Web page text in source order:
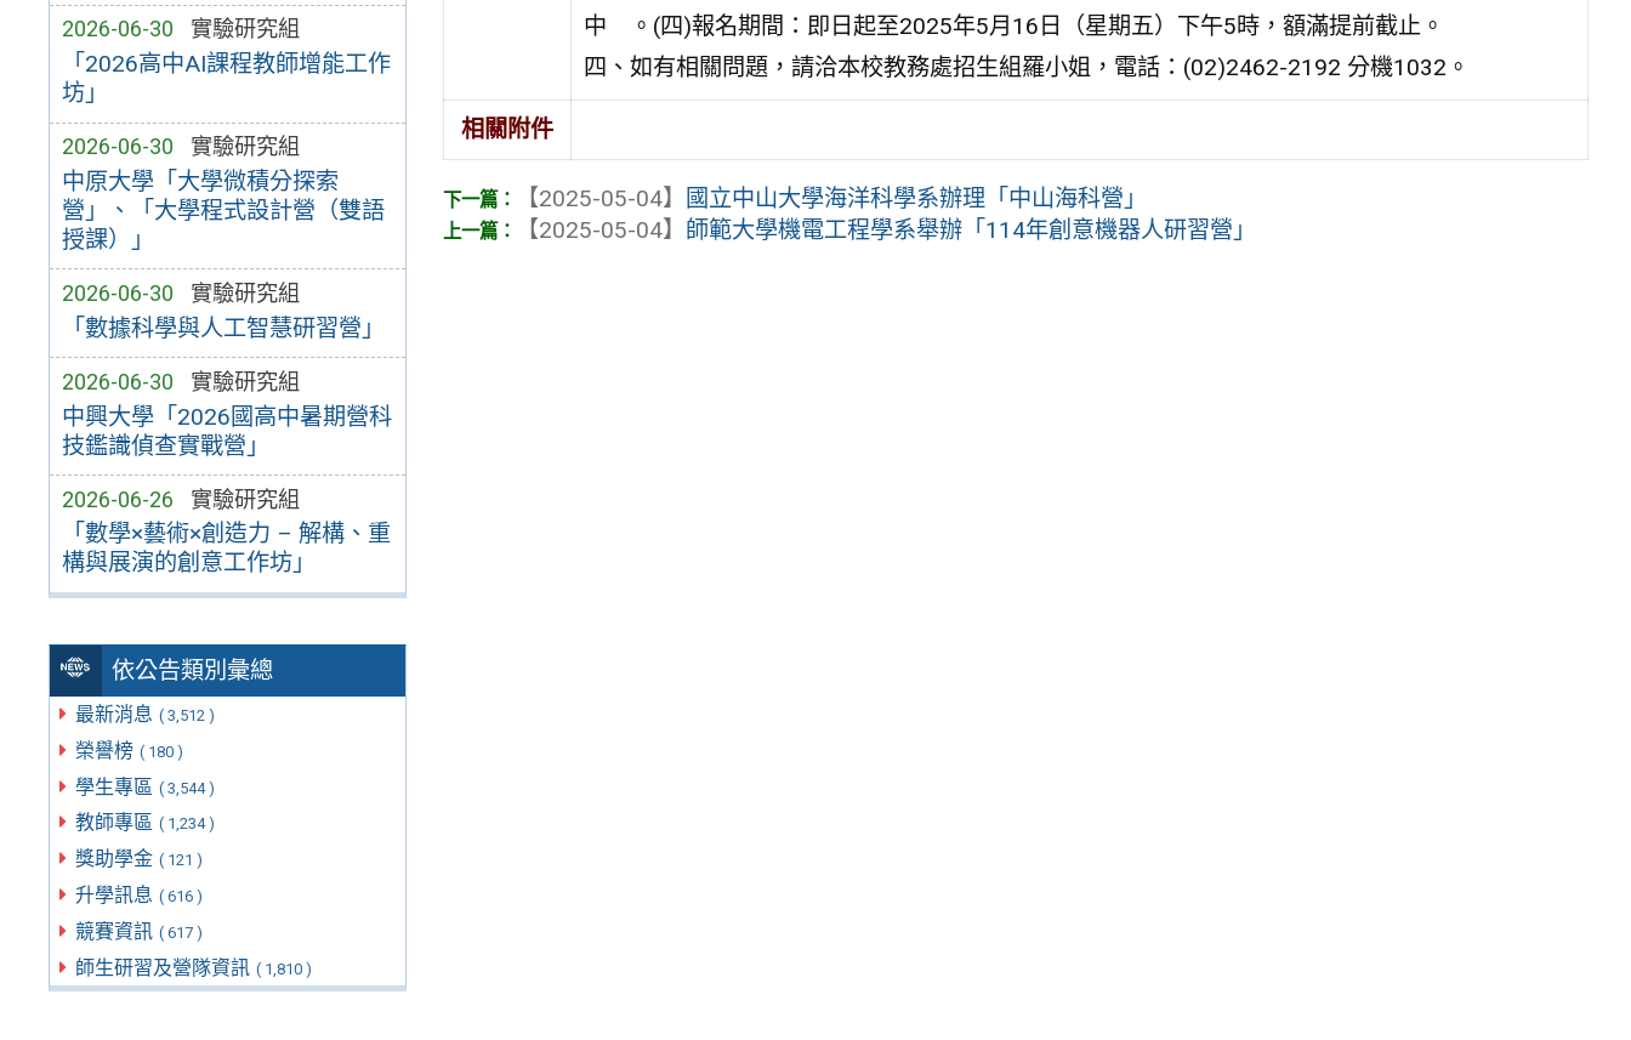
2026-06-30 實驗研究組
「2026高中AI課程教師增能工作
坊」
2026-06-30 實驗研究組
中原大學「大學微積分探索
營」、「大學程式設計營（雙語
授課）」
2026-06-30 實驗研究組
「數據科學與人工智慧研習營」
2026-06-30 實驗研究組
中興大學「2026國高中暑期營科
技鑑識偵查實戰營」
2026-06-26 實驗研究組
「數學×藝術×創造力 – 解構、重
構與展演的創意工作坊」
依公告類別彙總
最新消息 ( 3,512 )
榮譽榜 ( 180 )
學生專區 ( 3,544 )
教師專區 ( 1,234 )
獎助學金 ( 121 )
升學訊息 ( 616 )
競賽資訊 ( 617 )
師生研習及營隊資訊 ( 1,810 )
中 。(四)報名期間：即日起至2025年5月16日（星期五）下午5時，額滿提前截止。
四、如有相關問題，請洽本校教務處招生組羅小姐，電話：(02)2462-2192 分機1032。
相關附件
【2025-05-04】
國立中山大學海洋科學系辦理「中山海科營」
【2025-05-04】 師範大學機電工程學系舉辦「114年創意機器人研習營」